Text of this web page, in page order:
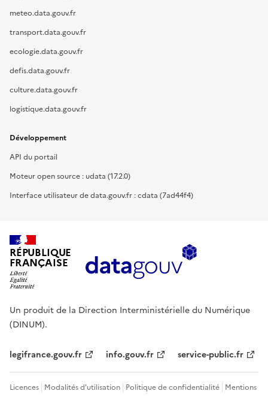
meteo.data.gouv.fr
transport.data.gouv.fr
ecologie.data.gouv.fr
defis.data.gouv.fr
culture.data.gouv.fr
logistique.data.gouv.fr
Développement
API du portail
Moteur open source : udata (17.2.0)
Interface utilisateur de data.gouv.fr : cdata (7ad44f4)
RÉPUBLIQUE
FRANÇAISE
Un produit de la Direction Interministérielle du Numérique
(DINUM).
legifrance.gouv.fr info.gouv.fr service-public.fr
Licences Modalités d'utilisation Politique de confidentialité Mentions